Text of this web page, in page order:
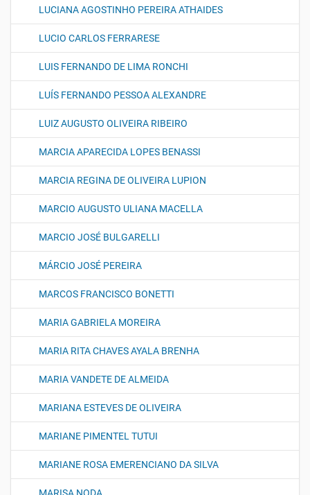
LUCIANA AGOSTINHO PEREIRA ATHAIDES
LUCIO CARLOS FERRARESE
LUIS FERNANDO DE LIMA RONCHI
LUÍS FERNANDO PESSOA ALEXANDRE
LUIZ AUGUSTO OLIVEIRA RIBEIRO
MARCIA APARECIDA LOPES BENASSI
MARCIA REGINA DE OLIVEIRA LUPION
MARCIO AUGUSTO ULIANA MACELLA
MARCIO JOSÉ BULGARELLI
MÁRCIO JOSÉ PEREIRA
MARCOS FRANCISCO BONETTI
MARIA GABRIELA MOREIRA
MARIA RITA CHAVES AYALA BRENHA
MARIA VANDETE DE ALMEIDA
MARIANA ESTEVES DE OLIVEIRA
MARIANE PIMENTEL TUTUI
MARIANE ROSA EMERENCIANO DA SILVA